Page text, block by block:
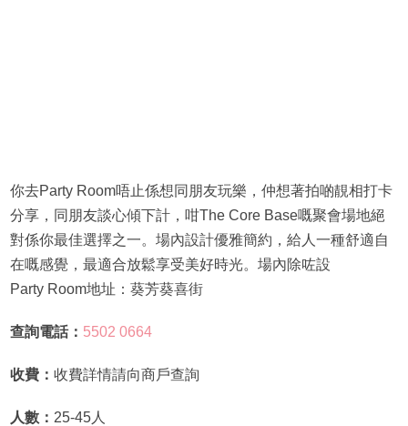
你去Party Room唔止係想同朋友玩樂，仲想著拍啲靚相打卡
分享，同朋友談心傾下計，咁The Core Base嘅聚會場地絕
對係你最佳選擇之一。場內設計優雅簡約，給人一種舒適自
在嘅感覺，最適合放鬆享受美好時光。場內除咗設
Party Room地址：葵芳葵喜街
查詢電話： 5502 0664
收費： 收費詳情請向商戶查詢
人數： 25-45人